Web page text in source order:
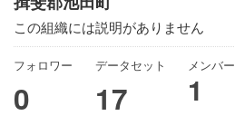
この組織には説明がありません
フォロワー
0
データセット
17
メンバー
1